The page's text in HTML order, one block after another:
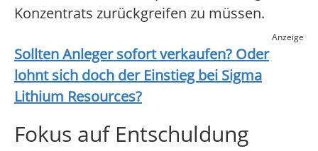
Konzentrats zurückgreifen zu müssen.
Anzeige
Sollten Anleger sofort verkaufen? Oder
lohnt sich doch der Einstieg bei Sigma
Lithium Resources?
Fokus auf Entschuldung